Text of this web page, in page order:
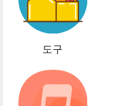
도구